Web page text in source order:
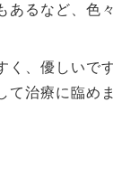
あるなど、色
く、優しい
て治療に臨め